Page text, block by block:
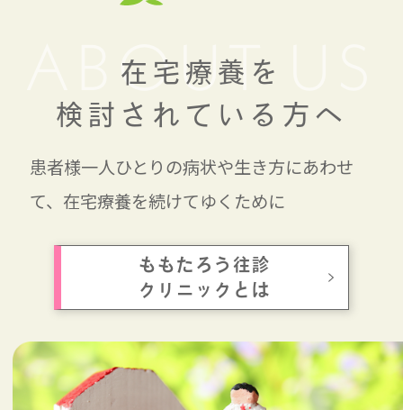
ABOUT US
在宅療養を
検討されている方へ
患者様一人ひとりの病状や生き方にあわせ
て、 在宅療養を続けてゆくために
ももたろう往診
クリニックとは